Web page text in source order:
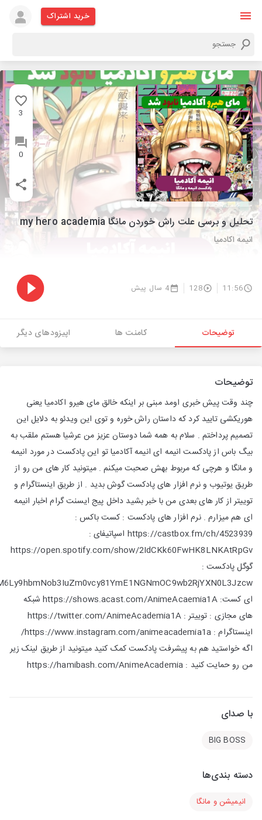
خرید اشتراک
3
0
تحلیل و برسی علت راش خوردن مانگا my hero academia
انیمه اکادمیا
11:56
128 4 سال پیش
توضیحات کامنت ها اپیزودهای دیگر
توضیحات
چند وقت پیش خبری اومد مبنی بر اینکه خالق مای هیرو اکادمیا یعنی
هوریکشی تایید کرد که داستان راش خوره و توی این ویدئو به دلایل این
تصمیم پرداختم . سلام به همه شما دوستان عزیز من عرشیا هستم ملقب به
بیگ باس از پادکست انیمه ای انیمه آکادمیا تو این پادکست در مورد انیمه
و مانگا و هرچی که مربوط بهش صحبت میکنم . میتونید کار های من رو از
طریق یوتیوب و نرم افزار های پادکست گوش بدید . از طریق اینستاگرام و
توییتر از کار های بعدی من با خبر بشید داخل پیج ایسنت گرام اخبار انیمه
ای هم میزارم . نرم افزار های پادکست : کست باکس :
https://castbox.fm/ch/4523939 اسپاتیفای :
https://open.spotify.com/show/2IdCKk60FwHK8LNKAtRpGv
گوگل پادکست :
ای کست: https://shows.acast.com/AnimeAcaemia1A شبکه
های مجازی : توییتر : https://twitter.com/AnimeAcademia1A
اینستاگرام : https://www.instagram.com/animeacademia1a/
اگه خواستید هم به پیشرفت پادکست کمک کنید میتونید از طریق لینک زیر
من رو حمایت کنید : https://hamibash.com/AnimeAcademia
با صدای
BIG BOSS
دسته بندی‌ها
انیمیشن و مانگا